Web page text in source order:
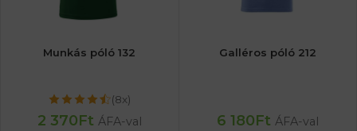
Munkás póló 132
(8x)
2 370Ft ÁFA-val
Galléros póló 212
6 180Ft ÁFA-val